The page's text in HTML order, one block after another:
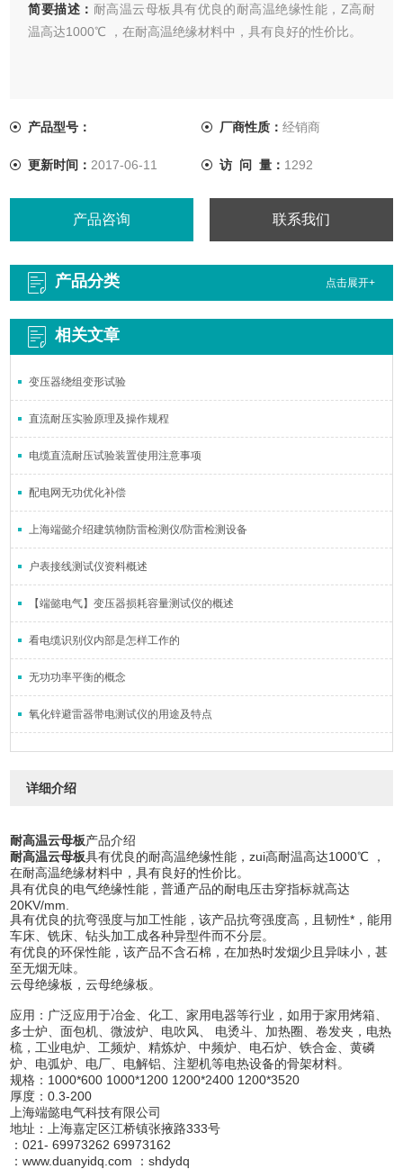
简要描述： 耐高温云母板具有优良的耐高温绝缘性能，Z高耐
温高达1000℃ ，在耐高温绝缘材料中，具有良好的性价比。
产品型号： 厂商性质： 经销商
更新时间： 2017-06-11 访 问 量： 1292
产品咨询 联系我们
产品分类 点击展开+
相关文章
变压器绕组变形试验
直流耐压实验原理及操作规程
电缆直流耐压试验装置使用注意事项
配电网无功优化补偿
上海端懿介绍建筑物防雷检测仪/防雷检测设备
户表接线测试仪资料概述
【端懿电气】变压器损耗容量测试仪的概述
看电缆识别仪内部是怎样工作的
无功功率平衡的概念
氧化锌避雷器带电测试仪的用途及特点
详细介绍
耐高温云母板产品介绍
耐高温云母板具有优良的耐高温绝缘性能，zui高耐温高达1000℃ ，
在耐高温绝缘材料中，具有良好的性价比。
具有优良的电气绝缘性能，普通产品的耐电压击穿指标就高达
20KV/mm.
具有优良的抗弯强度与加工性能，该产品抗弯强度高，且韧性*，能用
车床、铣床、钻头加工成各种异型件而不分层。
有优良的环保性能，该产品不含石棉，在加热时发烟少且异味小，甚
至无烟无味。
云母绝缘板，云母绝缘板。
应用：广泛应用于冶金、化工、家用电器等行业，如用于家用烤箱、
多士炉、面包机、微波炉、电吹风、 电烫斗、加热圈、卷发夹，电热
梳，工业电炉、工频炉、精炼炉、中频炉、电石炉、铁合金、黄磷
炉、电弧炉、电厂、电解铝、注塑机等电热设备的骨架材料。
规格：1000*600 1000*1200 1200*2400 1200*3520
厚度：0.3-200
上海端懿电气科技有限公司
地址：上海嘉定区江桥镇张掖路333号
：021- 69973262 69973162
：www.duanyidq.com ：shdydq